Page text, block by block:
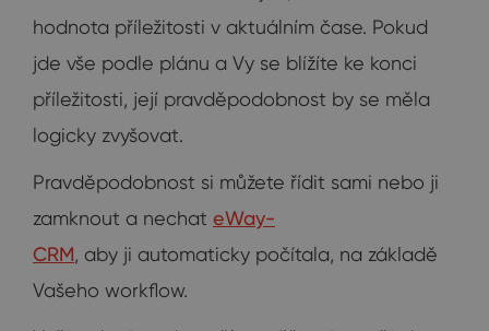
hodnota příležitosti v aktuálním čase. Pokud
jde vše podle plánu a Vy se blížíte ke konci
příležitosti, její pravděpodobnost by se měla
logicky zvyšovat.
Pravděpodobnost si můžete řídit sami nebo ji
zamknout a nechat eWay-
CRM, aby ji automaticky počítala, na základě
Vašeho workflow.